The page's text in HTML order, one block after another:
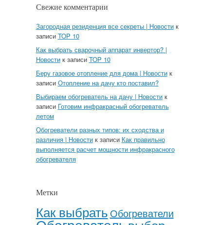
Свежие комментарии
Загородная резиденция все секреты | Новостик
записи TOP 10
Как выбрать сварочный аппарат инвертор? |
Новостик записи TOP 10
Беру газовое отопление для дома | Новостик
записи Отопление на дачу кто поставил?
Выбираем обогреватель на дачу | Новостик
записи Готовим инфракрасный обогреватель
летом
Обогреватели разных типов: их сходства и
различия | Новостик записи Как правильно
выполняется расчет мощности инфракрасного
обогревателя
Метки
Как выбрать Обогреватели